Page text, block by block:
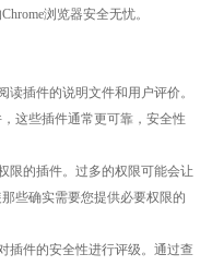
浏览器安全无忧。
插件的说明文件和用户评价。
这些插件通常更可靠，安全性
限的插件。过多的权限可能会让
些确实需要您提供必要权限的
插件的安全性进行评级。通过查